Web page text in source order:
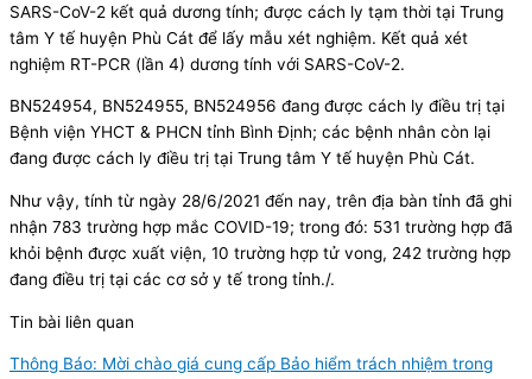
SARS-CoV-2 kết quả dương tính; được cách ly tạm thời tại Trung
tâm Y tế huyện Phù Cát để lấy mẫu xét nghiệm. Kết quả xét
nghiệm RT-PCR (lần 4) dương tính với SARS-CoV-2.
BN524954, BN524955, BN524956 đang được cách ly điều trị tại
Bệnh viện YHCT & PHCN tỉnh Bình Định; các bệnh nhân còn lại
đang được cách ly điều trị tại Trung tâm Y tế huyện Phù Cát.
Như vậy, tính từ ngày 28/6/2021 đến nay, trên địa bàn tỉnh đã ghi
nhận 783 trường hợp mắc COVID-19; trong đó: 531 trường hợp đã
khỏi bệnh được xuất viện, 10 trường hợp tử vong, 242 trường hợp
đang điều trị tại các cơ sở y tế trong tỉnh./.
Tin bài liên quan
Thông Báo: Mời chào giá cung cấp Bảo hiểm trách nhiệm trong